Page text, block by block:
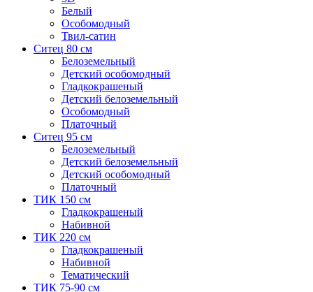
Белый
Особомодный
Твил-сатин
Ситец 80 см
Белоземельный
Детский особомодный
Гладкокрашеный
Детский белоземельный
Особомодный
Платочный
Ситец 95 см
Белоземельный
Детский белоземельный
Детский особомодный
Платочный
ТИК 150 см
Гладкокрашеный
Набивной
ТИК 220 см
Гладкокрашеный
Набивной
Тематический
ТИК 75-90 см